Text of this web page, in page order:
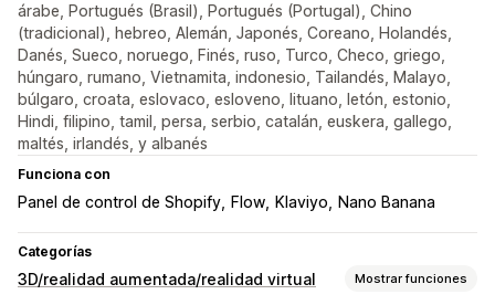
árabe, Portugués (Brasil), Portugués (Portugal), Chino
(tradicional), hebreo, Alemán, Japonés, Coreano, Holandés,
Danés, Sueco, noruego, Finés, ruso, Turco, Checo, griego,
húngaro, rumano, Vietnamita, indonesio, Tailandés, Malayo,
búlgaro, croata, eslovaco, esloveno, lituano, letón, estonio,
Hindi, filipino, tamil, persa, serbio, catalán, euskera, gallego,
maltés, irlandés, y albanés
Funciona con
Panel de control de Shopify Flow Klaviyo Nano Banana
Categorías
3D/realidad aumentada/realidad virtual Mostrar funciones